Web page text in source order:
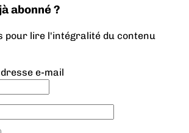
abonné ?
pour lire l'intégralité du contenu
e-mail